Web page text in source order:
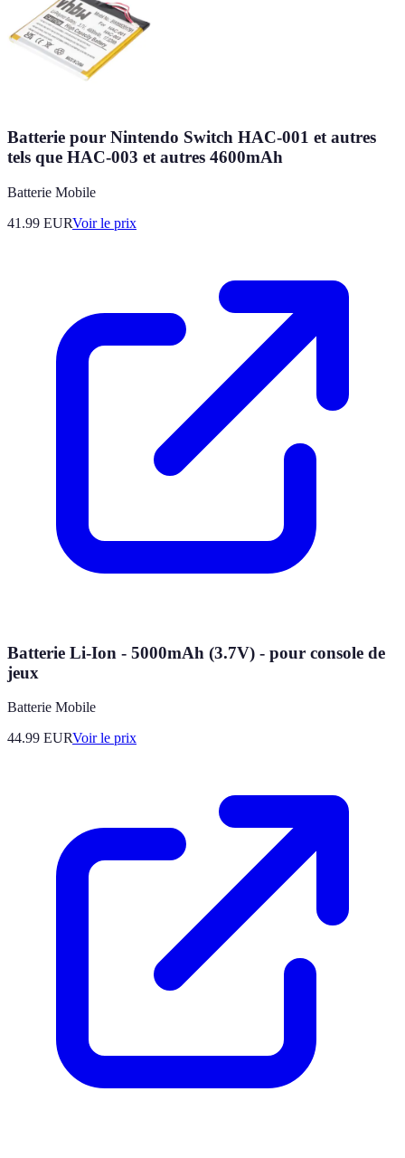
Batterie pour Nintendo Switch HAC-001 et autres
tels que HAC-003 et autres 4600mAh
Batterie Mobile
41.99 EURVoir le prix
Batterie Li-Ion - 5000mAh (3.7V) - pour console de
jeux
Batterie Mobile
44.99 EURVoir le prix